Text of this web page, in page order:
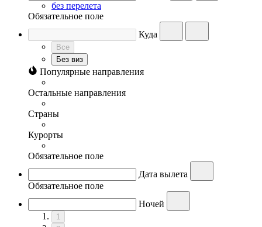
без перелета
Обязательное поле
Куда
Все
Без виз
Популярные направления
Остальные направления
Страны
Курорты
Обязательное поле
Дата вылета
Обязательное поле
Ночей
1